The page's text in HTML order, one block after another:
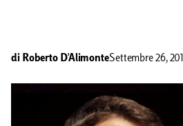
di Roberto D'AlimonteSettembre 26,